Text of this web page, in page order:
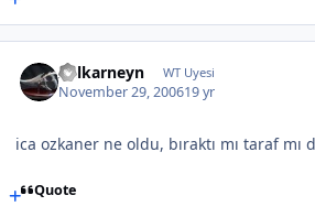
Zulkarneyn WT Uyesi
November 29, 200619 yr
ica ozkaner ne oldu, bıraktı mı taraf mı
Quote